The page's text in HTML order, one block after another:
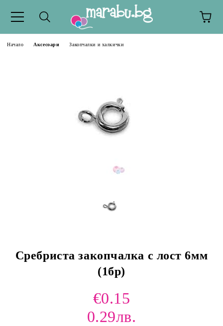
Начало Аксесоари Закопчалки и халкички
Сребриста закопчалка с лост 6мм
(1бр)
€0.15
0.29лв.